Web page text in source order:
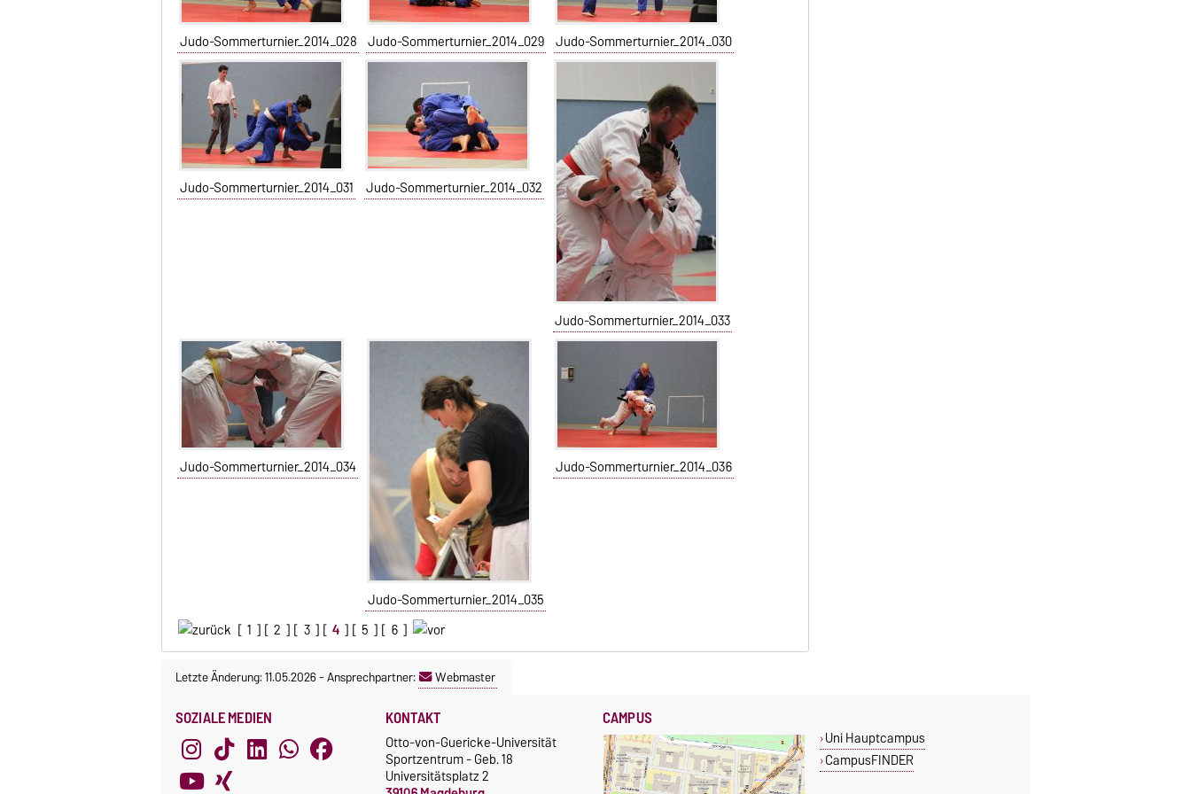
Judo-Sommerturnier_2014_028 Judo-Sommerturnier_2014_029 Judo-Sommerturnier_2014_030
Judo-Sommerturnier_2014_031 Judo-Sommerturnier_2014_032
Judo-Sommerturnier_2014_033
Judo-Sommerturnier_2014_034
Judo-Sommerturnier_2014_035
Judo-Sommerturnier_2014_036
[ 1 ] [ 2 ] [ 3 ] [ 4 ] [ 5 ] [ 6 ]
Letzte Änderung: 11.05.2026-Ansprechpartner: Webmaster
SOZIALE MEDIEN KONTAKT
Otto-von-Guericke-Universität
Sportzentrum - Geb. 18
Universitätsplatz 2
CAMPUS
Uni Hauptcampus
CampusFINDER